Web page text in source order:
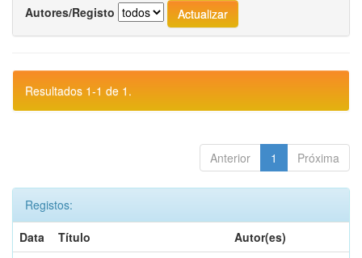
Autores/Registo
Resultados 1-1 de 1.
Anterior 1 Próxima
Registos:
Data
Título
Autor(es)